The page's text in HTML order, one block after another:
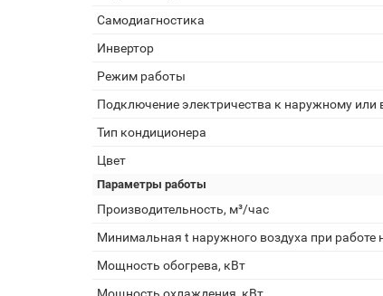
Самодиагностика
Инвертор
Режим работы
Подключение электричества к наружному или
Тип кондиционера
Цвет
Параметры работы
Производительность, м³/час
Минимальная t наружного воздуха при работе
Мощность обогрева, кВт